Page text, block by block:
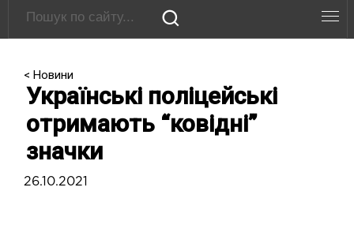
< Новини
Українські поліцейські
отримають “ковідні”
значки
26.10.2021